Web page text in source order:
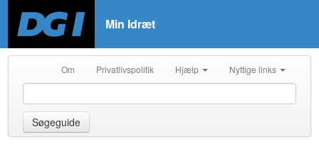
Min Idræt
Om Privatlivspolitik Hjælp Nyttige links
Søgeguide